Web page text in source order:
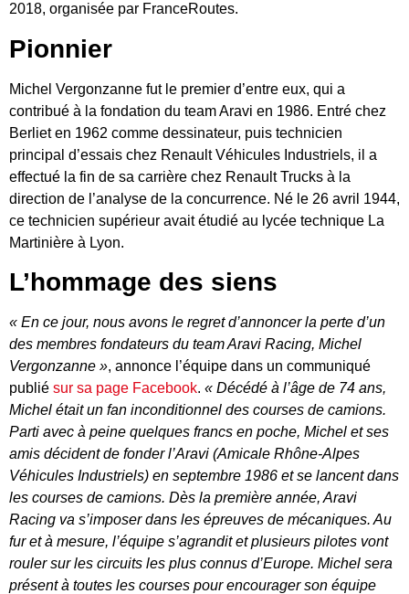
2018, organisée par FranceRoutes.
Pionnier
Michel Vergonzanne fut le premier d’entre eux, qui a
contribué à la fondation du team Aravi en 1986. Entré chez
Berliet en 1962 comme dessinateur, puis technicien
principal d’essais chez Renault Véhicules Industriels, il a
effectué la fin de sa carrière chez Renault Trucks à la
direction de l’analyse de la concurrence. Né le 26 avril 1944,
ce technicien supérieur avait étudié au lycée technique La
Martinière à Lyon.
L’hommage des siens
« En ce jour, nous avons le regret d’annoncer la perte d’un
des membres fondateurs du team Aravi Racing, Michel
Vergonzanne », annonce l’équipe dans un communiqué
publié sur sa page Facebook. « Décédé à l’âge de 74 ans,
Michel était un fan inconditionnel des courses de camions.
Parti avec à peine quelques francs en poche, Michel et ses
amis décident de fonder l’Aravi (Amicale Rhône-Alpes
Véhicules Industriels) en septembre 1986 et se lancent dans
les courses de camions. Dès la première année, Aravi
Racing va s’imposer dans les épreuves de mécaniques. Au
fur et à mesure, l’équipe s’agrandit et plusieurs pilotes vont
rouler sur les circuits les plus connus d’Europe. Michel sera
présent à toutes les courses pour encourager son équipe